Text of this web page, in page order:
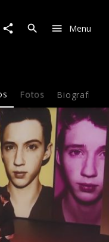
Menu
Fotos Biografie